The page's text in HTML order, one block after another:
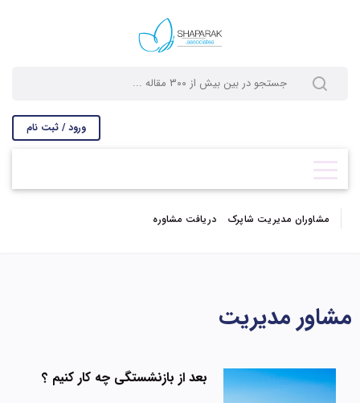
ورود / ثبت نام
مشاوران مدیریت شاپرک دریافت مشاوره
مشاور مدیریت
بعد از بازنشستگی چه کار کنیم ؟